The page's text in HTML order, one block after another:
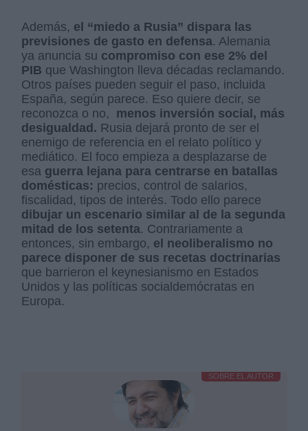
Además, el “miedo a Rusia” dispara las
previsiones de gasto en defensa. Alemania
ya anuncia su compromiso con ese 2% del
PIB que Washington lleva décadas reclamando.
Otros países pueden seguir el paso, incluida
España, según parece. Eso quiere decir, se
reconozca o no, menos inversión social, más
desigualdad. Rusia dejará pronto de ser el
enemigo de referencia en el relato político y
mediático. El foco empieza a desplazarse de
esa guerra lejana para centrarse en batallas
domésticas: precios, control de salarios,
fiscalidad, tipos de interés. Todo ello parece
dibujar un escenario similar al de la segunda
mitad de los setenta. Contrariamente a
entonces, sin embargo, el neoliberalismo no
parece disponer de sus recetas doctrinarias
que barrieron el keynesianismo en Estados
Unidos y las políticas socialdemócratas en
Europa.
SOBRE EL AUTOR